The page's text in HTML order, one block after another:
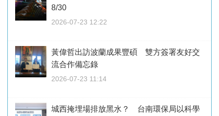
8/30
2026-07-23 12:22
黃偉哲出訪波蘭成果豐碩 雙方簽署友好交
流合作備忘錄
2026-07-23 11:14
城西掩埋場排放黑水？ 台南環保局以科學